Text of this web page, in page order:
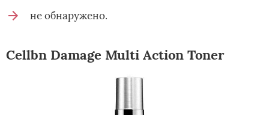
не обнаружено.
Cellbn Damage Multi Action Toner